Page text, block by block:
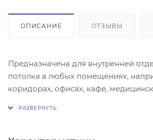
ОПИСАНИЕ ОТЗЫВЫ
Предназначена для внутренней
потолка в любых помещениях,
коридорах, офисах, кафе,